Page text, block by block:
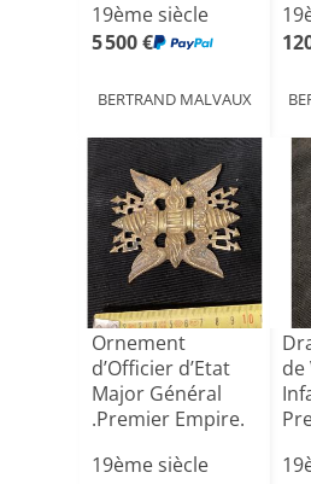
Premier
Empire[...]
19ème siècle
5 500 €
BERTRAND MALVAUX
Ornement
d’Officier d’Etat
Major Général
.Premier Empire.
19ème siècle
de